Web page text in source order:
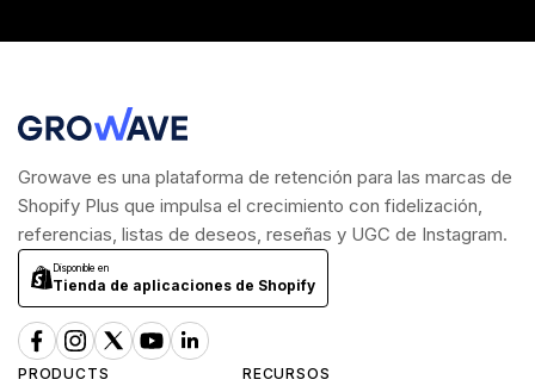
Growave es una plataforma de retención para las marcas de
Shopify Plus que impulsa el crecimiento con fidelización,
referencias, listas de deseos, reseñas y UGC de Instagram.
Disponible en
Tienda de aplicaciones de Shopify
PRODUCTS
RECURSOS